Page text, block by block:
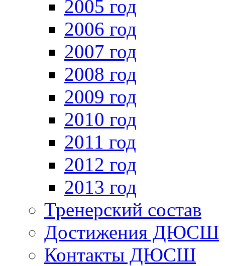
2005 год
2006 год
2007 год
2008 год
2009 год
2010 год
2011 год
2012 год
2013 год
Тренерский состав
Достижения ДЮСШ
Контакты ДЮСШ